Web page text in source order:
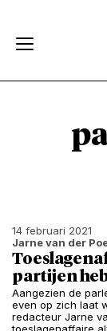
14 februari 2021
Jarne van der
partijen
Aangezien de
even op zich laat
redacteur Jarne